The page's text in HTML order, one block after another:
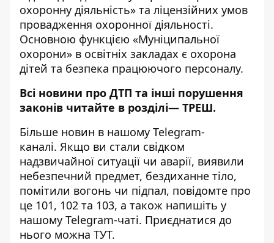
охоронну діяльність» та ліцензійних умов
провадження охоронної діяльності.
Основною функцією «Муніципальної
охорони» в освітніх закладах є охорона
дітей та безпека працюючого персоналу.
Всі новини про ДТП та інші порушення
законів читайте в розділі— ТРЕШ.
Більше новин в нашому Telegram-
каналі. Якщо ви стали свідком
надзвичайної ситуації чи аварії, виявили
небезпечний предмет, бездиханне тіло,
помітили вогонь чи підпал, повідомте про
це 101, 102 та 103, а також напишіть у
нашому Telegram-чаті. Приєднатися до
нього можна ТУТ.